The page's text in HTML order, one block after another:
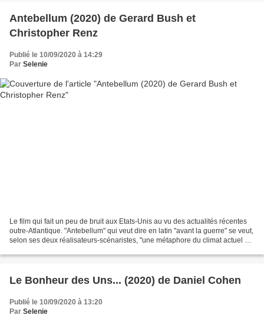
Antebellum (2020) de Gerard Bush et
Christopher Renz
Publié le 10/09/2020 à 14:29
Par Selenie
Le film qui fait un peu de bruit aux Etats-Unis au vu des actualités récentes
outre-Atlantique. "Antebellum" qui veut dire en latin "avant la guerre" se veut,
selon ses deux réalisateurs-scénaristes, "une métaphore du climat actuel de
Le Bonheur des Uns... (2020) de Daniel Cohen
Publié le 10/09/2020 à 13:20
Par Selenie